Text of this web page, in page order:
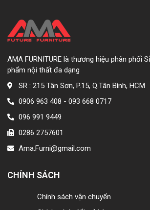
AMA FURNITURE là thương hiệu phân phối
phẩm nội thất đa dạng
SR : 215 Tân Sơn, P.15, Q.Tân Bình, HCM
0906 963 408 - 093 668 0717
096 991 9449
0286 2757601
Ama.Furni@gmail.com
CHÍNH SÁCH
Chính sách vận chuyển